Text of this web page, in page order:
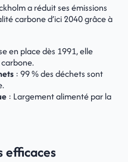
a réduit ses émissions
carbone d’ici 2040 grâce à
en place dès 1991, elle
: 99 % des déchets sont
: Largement alimenté par la
efficaces